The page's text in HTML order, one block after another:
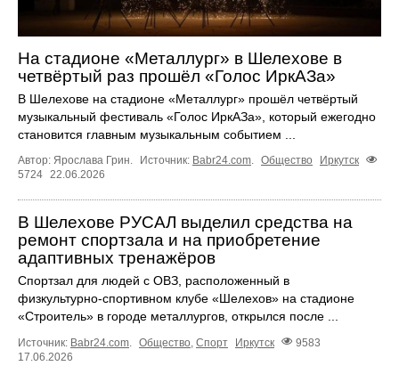
На стадионе «Металлург» в Шелехове в
четвёртый раз прошёл «Голос ИркАЗа»
В Шелехове на стадионе «Металлург» прошёл четвёртый
музыкальный фестиваль «Голос ИркАЗа», который ежегодно
становится главным музыкальным событием ...
Автор: Ярослава Грин. Источник: Babr24.com. Общество
Иркутск
5724 22.06.2026
В Шелехове РУСАЛ выделил средства на
ремонт спортзала и на приобретение
адаптивных тренажёров
Спортзал для людей с ОВЗ, расположенный в
физкультурно‑спортивном клубе «Шелехов» на стадионе
«Строитель» в городе металлургов, открылся после ...
Источник: Babr24.com Общество Спорт Иркутск
9583
17.06.2026